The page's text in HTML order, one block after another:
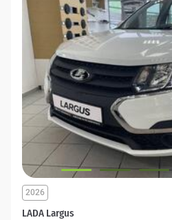
LADA Largus
2026